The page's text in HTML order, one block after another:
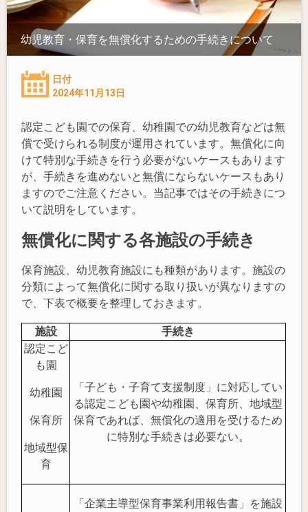
幼児教育・保育を無償化するための手続きについて
日付
2024年11月13日
認定こども園での保育、幼稚園での幼児教育などは無
償で受けられる制度が運用されています。無償化に向
けて特別な手続きを行う必要がないケースもあります
が、手続きを進めないと無償にならないケースもあり
ますのでご注意ください。当記事ではその手続きにつ
いて説明をしています。
無償化に関する各施設の手続き
保育施設、幼児教育施設にも種類があります。施設の
分類によって無償化に関する取り扱いが異なりますの
で、下表で概要を整理しておきます。
施設
手続き
認定こど
も園
幼稚園
保育所
地域型保
育
「子ども・子育て支援制度」に対応してい
る認定こども園や幼稚園、保育所、地域型
保育であれば、無償化の適用を受けるため
に特別な手続きは必要ない。
「企業主導型保育事業利用報告書」を施設